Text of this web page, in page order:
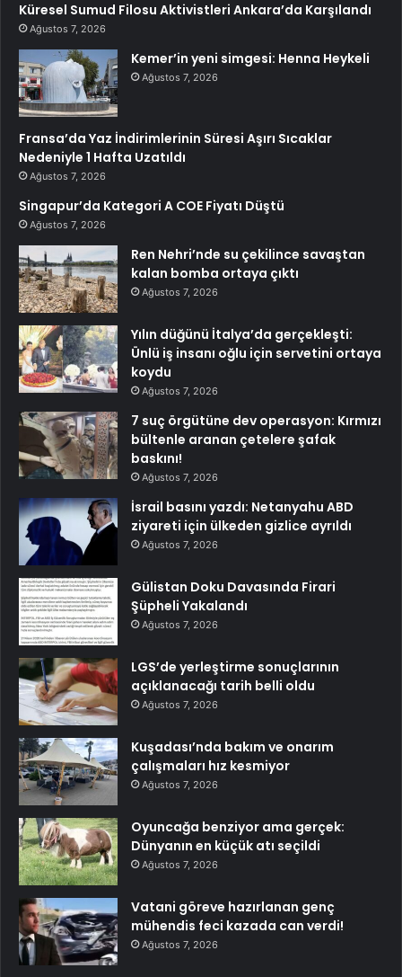
Küresel Sumud Filosu Aktivistleri Ankara’da Karşılandı
Ağustos 7, 2026
Kemer’in yeni simgesi: Henna Heykeli
Ağustos 7, 2026
Fransa’da Yaz İndirimlerinin Süresi Aşırı Sıcaklar
Nedeniyle 1 Hafta Uzatıldı
Ağustos 7, 2026
Singapur’da Kategori A COE Fiyatı Düştü
Ağustos 7, 2026
Ren Nehri’nde su çekilince savaştan
kalan bomba ortaya çıktı
Ağustos 7, 2026
Yılın düğünü İtalya’da gerçekleşti:
Ünlü iş insanı oğlu için servetini ortaya
koydu
Ağustos 7, 2026
7 suç örgütüne dev operasyon: Kırmızı
bültenle aranan çetelere şafak
baskını!
Ağustos 7, 2026
İsrail basını yazdı: Netanyahu ABD
ziyareti için ülkeden gizlice ayrıldı
Ağustos 7, 2026
Gülistan Doku Davasında Firari
Şüpheli Yakalandı
Ağustos 7, 2026
LGS’de yerleştirme sonuçlarının
açıklanacağı tarih belli oldu
Ağustos 7, 2026
Kuşadası’nda bakım ve onarım
çalışmaları hız kesmiyor
Ağustos 7, 2026
Oyuncağa benziyor ama gerçek:
Dünyanın en küçük atı seçildi
Ağustos 7, 2026
Vatani göreve hazırlanan genç
mühendis feci kazada can verdi!
Ağustos 7, 2026